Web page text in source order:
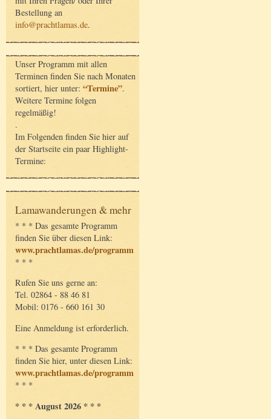
Bestellung an
info@prachtlamas.de.
Unser Programm mit allen
Terminen finden Sie nach Monaten
sortiert, hier unter: “Termine”.
Weitere Termine folgen
regelmäßig!
.
Im Folgenden finden Sie hier auf
der Startseite ein paar Highlight-
Termine:
Lamawanderungen & mehr
* * * Das gesamte Programm
finden Sie über diesen Link:
www.prachtlamas.de/programm
* * *
Rufen Sie uns gerne an:
Tel. 02864 - 88 46 81
Mobil: 0176 - 660 161 30
Eine Anmeldung ist erforderlich.
* * * Das gesamte Programm
finden Sie hier, unter diesen Link:
www.prachtlamas.de/programm
* * *
* * * August 2026 * * *